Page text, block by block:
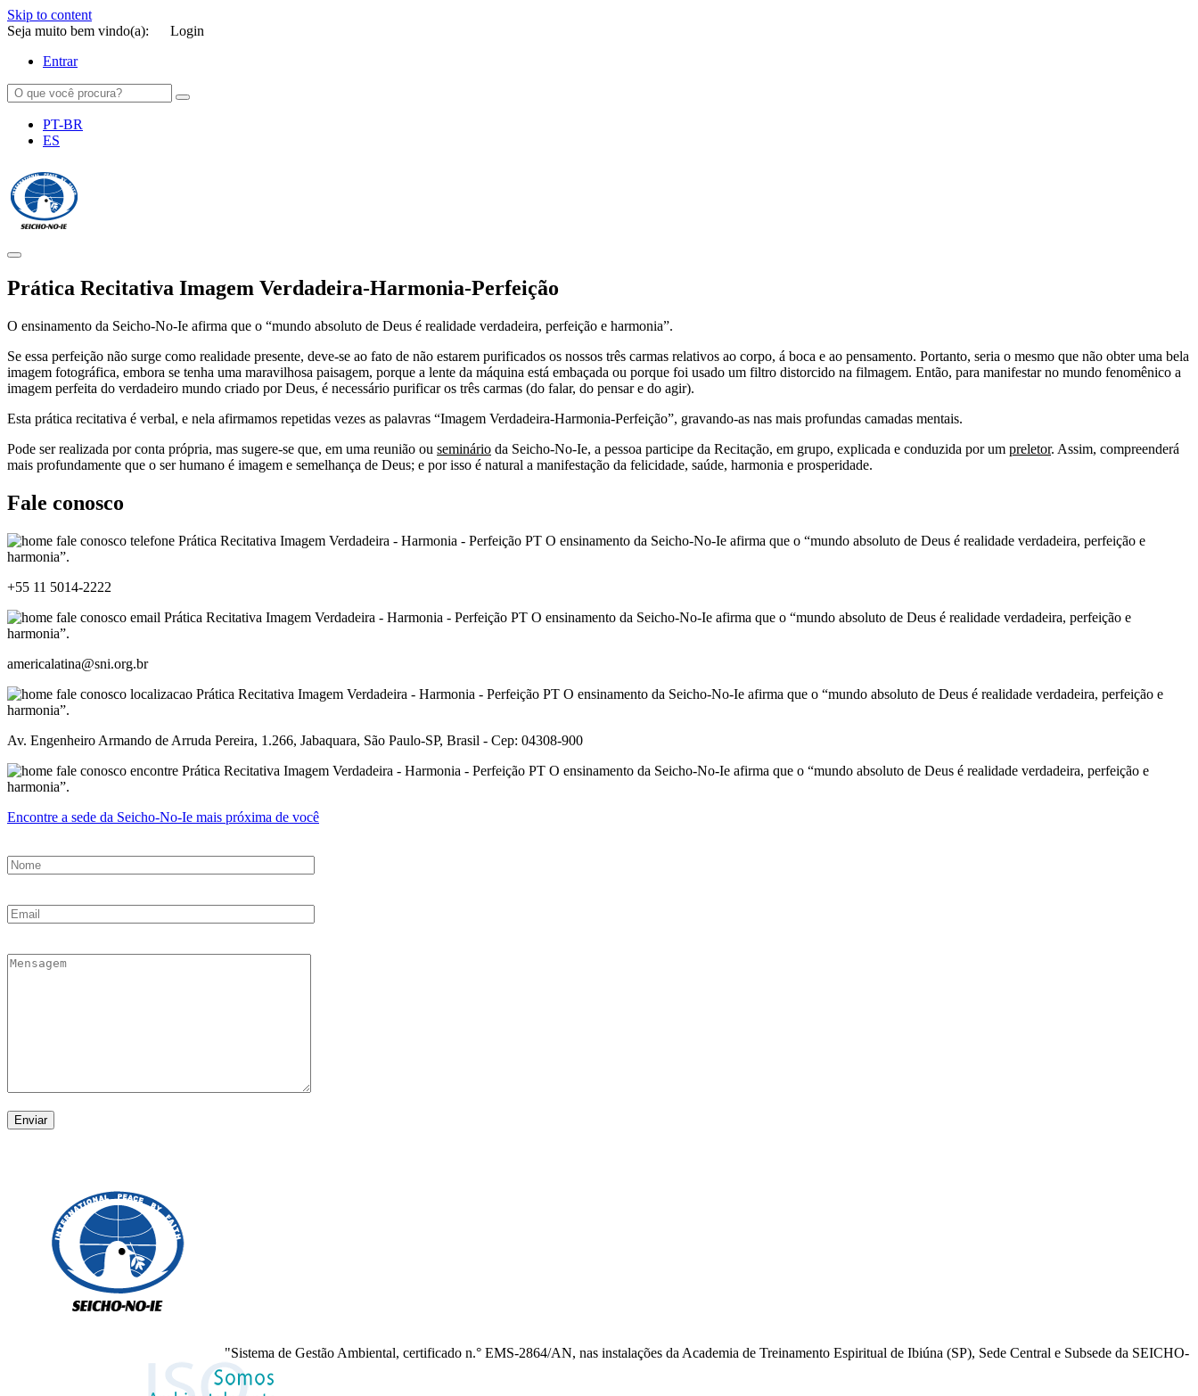
Skip to content
Seja muito bem vindo(a):
Login
Entrar
PT-BR
ES
Prática Recitativa Imagem Verdadeira-Harmonia-Perfeição
O ensinamento da Seicho-No-Ie afirma que o “mundo absoluto de Deus é realidade verdadeira, perfeição e harmonia”.
Se essa perfeição não surge como realidade presente, deve-se ao fato de não estarem purificados os nossos três carmas relativos ao corpo, á boca e ao pensamento. Portanto, seria o mesmo que não obter uma bela
imagem fotográfica, embora se tenha uma maravilhosa paisagem, porque a lente da máquina está embaçada ou porque foi usado um filtro distorcido na filmagem. Então, para manifestar no mundo fenomênico a
imagem perfeita do verdadeiro mundo criado por Deus, é necessário purificar os três carmas (do falar, do pensar e do agir).
Esta prática recitativa é verbal, e nela afirmamos repetidas vezes as palavras “Imagem Verdadeira-Harmonia-Perfeição”, gravando-as nas mais profundas camadas mentais.
Pode ser realizada por conta própria, mas sugere-se que, em uma reunião ou seminário da Seicho-No-Ie, a pessoa participe da Recitação, em grupo, explicada e conduzida por um preletor. Assim, compreenderá
mais profundamente que o ser humano é imagem e semelhança de Deus; e por isso é natural a manifestação da felicidade, saúde, harmonia e prosperidade.
Fale conosco
+55 11 5014-2222
americalatina@sni.org.br
Av. Engenheiro Armando de Arruda Pereira, 1.266, Jabaquara, São Paulo-SP, Brasil - Cep: 04308-900
Encontre a sede da Seicho-No-Ie mais próxima de você
"Sistema de Gestão Ambiental, certificado n.° EMS-2864/AN, nas instalações da Academia de Treinamento Espiritual de Ibiúna (SP), Sede Central e Subsede da SEICHO-